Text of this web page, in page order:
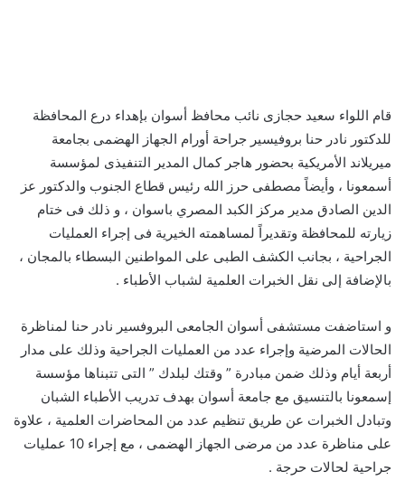
قام اللواء سعيد حجازى نائب محافظ أسوان بإهداء درع المحافظة
للدكتور نادر حنا بروفيسير جراحة أورام الجهاز الهضمى بجامعة
ميريلاند الأمريكية بحضور هاجر كمال المدير التنفيذى لمؤسسة
أسمعونا ، وأيضاً مصطفى حرز الله رئيس قطاع الجنوب والدكتور عز
الدين الصادق مدير مركز الكبد المصري باسوان ، و ذلك فى ختام
زيارته للمحافظة وتقديراً لمساهمته الخيرية فى إجراء العمليات
الجراحية ، بجانب الكشف الطبى على المواطنين البسطاء بالمجان ،
بالإضافة إلى نقل الخبرات العلمية لشباب الأطباء .
و استاضفت مستشفى أسوان الجامعى البروفسير نادر حنا لمناظرة
الحالات المرضية وإجراء عدد من العمليات الجراحية وذلك على مدار
أربعة أيام وذلك ضمن مبادرة ” وقتك لبلدك ” التى تتبناها مؤسسة
إسمعونا بالتنسيق مع جامعة أسوان بهدف تدريب الأطباء الشبان
وتبادل الخبرات عن طريق تنظيم عدد من المحاضرات العلمية ، علاوة
على مناظرة عدد من مرضى الجهاز الهضمى ، مع إجراء 10 عمليات
جراحية لحالات حرجة .